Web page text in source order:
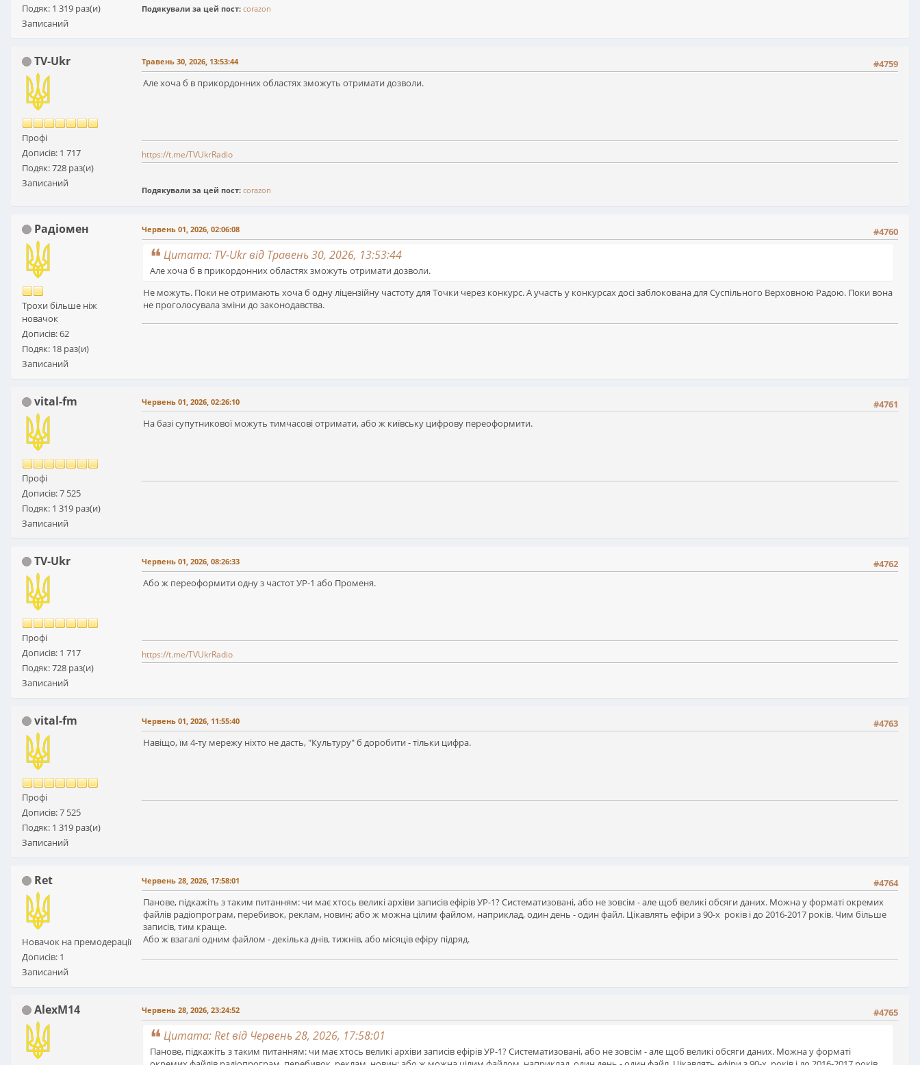
Подяк: 1 319 раз(и)
Записаний
Подякували за цей пост: corazon
TV-Ukr
Профі
Дописів: 1 717
Подяк: 728 раз(и)
Записаний
#4759
Травень 30, 2026, 13:53:44
Але хоча б в прикордонних областях зможуть отримати дозволи.
https://t.me/TVUkrRadio
Подякували за цей пост: corazon
Радіомен
Трохи більше ніж
новачок
Дописів: 62
Подяк: 18 раз(и)
Записаний
#4760
Червень 01, 2026, 02:06:08
Цитата: TV-Ukr від Травень 30, 2026, 13:53:44
Але хоча б в прикордонних областях зможуть отримати дозволи.
Не можуть. Поки не отримають хоча б одну ліцензійну частоту для Точки через конкурс. А участь у конкурсах досі заблокована для Суспільного Верховною Радою. Поки вона
не проголосувала зміни до законодавства.
vital-fm
Профі
Дописів: 7 525
Подяк: 1 319 раз(и)
Записаний
#4761
Червень 01, 2026, 02:26:10
На базі супутникової можуть тимчасові отримати, або ж київську цифрову переоформити.
TV-Ukr
Профі
Дописів: 1 717
Подяк: 728 раз(и)
Записаний
#4762
Червень 01, 2026, 08:26:33
Або ж переоформити одну з частот УР-1 або Променя.
https://t.me/TVUkrRadio
vital-fm
Профі
Дописів: 7 525
Подяк: 1 319 раз(и)
Записаний
#4763
Червень 01, 2026, 11:55:40
Навіщо, їм 4-ту мережу ніхто не дасть, "Культуру" б доробити - тільки цифра.
Ret
Новачок на премодерації
Дописів: 1
Записаний
#4764
Червень 28, 2026, 17:58:01
Панове, підкажіть з таким питанням: чи має хтось великі архіви записів ефірів УР-1? Систематизовані, або не зовсім - але щоб великі обсяги даних. Можна у форматі окремих
файлів радіопрограм, перебивок, реклам, новин; або ж можна цілим файлом, наприклад, один день - один файл. Цікавлять ефіри з 90-х років і до 2016-2017 років. Чим більше
записів, тим краще.
Або ж взагалі одним файлом - декілька днів, тижнів, або місяців ефіру підряд.
AlexM14 #4765
Червень 28, 2026, 23:24:52
Цитата: Ret від Червень 28, 2026, 17:58:01
Панове, підкажіть з таким питанням: чи має хтось великі архіви записів ефірів УР-1? Систематизовані, або не зовсім - але щоб великі обсяги даних. Можна у форматі